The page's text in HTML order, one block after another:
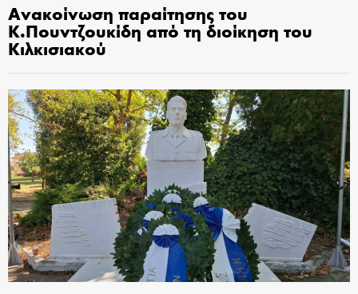
Ανακοίνωση παραίτησης του
Κ.Πουντζουκίδη από τη διοίκηση του
Κιλκισιακού